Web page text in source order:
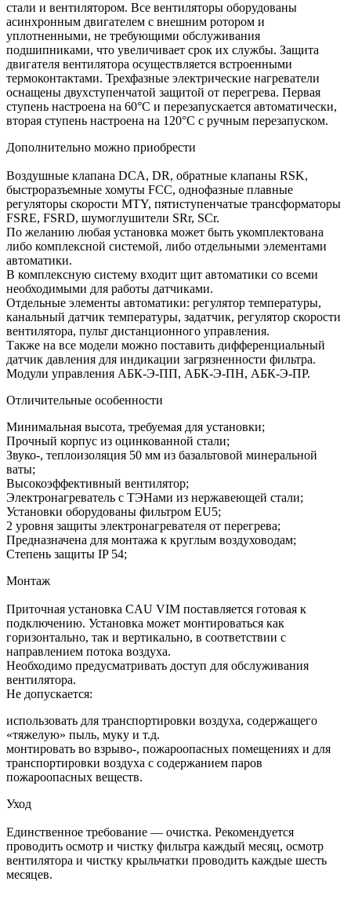
стали и вентилятором. Все вентиляторы оборудованы
асинхронным двигателем с внешним ротором и
уплотненными, не требующими обслуживания
подшипниками, что увеличивает срок их службы. Защита
двигателя вентилятора осуществляется встроенными
термоконтактами. Трехфазные электрические нагреватели
оснащены двухступенчатой защитой от перегрева. Первая
ступень настроена на 60°С и перезапускается автоматически,
вторая ступень настроена на 120°С с ручным перезапуском.
Дополнительно можно приобрести
Воздушные клапана DCA, DR, обратные клапаны RSK,
быстроразъемные хомуты FCC, однофазные плавные
регуляторы скорости MTY, пятиступенчатые трансформаторы
FSRE, FSRD, шумоглушители SRr, SCr.
По желанию любая установка может быть укомплектована
либо комплексной системой, либо отдельными элементами
автоматики.
В комплексную систему входит щит автоматики со всеми
необходимыми для работы датчиками.
Отдельные элементы автоматики: регулятор температуры,
канальный датчик температуры, задатчик, регулятор скорости
вентилятора, пульт дистанционного управления.
Также на все модели можно поставить дифференциальный
датчик давления для индикации загрязненности фильтра.
Модули управления АБК-Э-ПП, АБК-Э-ПН, АБК-Э-ПР.
Отличительные особенности
Минимальная высота, требуемая для установки;
Прочный корпус из оцинкованной стали;
Звуко-, теплоизоляция 50 мм из базальтовой минеральной
ваты;
Высокоэффективный вентилятор;
Электронагреватель с ТЭНами из нержавеющей стали;
Установки оборудованы фильтром EU5;
2 уровня защиты электронагревателя от перегрева;
Предназначена для монтажа к круглым воздуховодам;
Степень защиты IP 54;
Монтаж
Приточная установка CAU VIM поставляется готовая к
подключению. Установка может монтироваться как
горизонтально, так и вертикально, в соответствии с
направлением потока воздуха.
Необходимо предусматривать доступ для обслуживания
вентилятора.
Не допускается:
использовать для транспортировки воздуха, содержащего
«тяжелую» пыль, муку и т.д.
монтировать во взрыво-, пожароопасных помещениях и для
транспортировки воздуха с содержанием паров
пожароопасных веществ.
Уход
Единственное требование — очистка. Рекомендуется
проводить осмотр и чистку фильтра каждый месяц, осмотр
вентилятора и чистку крыльчатки проводить каждые шесть
месяцев.